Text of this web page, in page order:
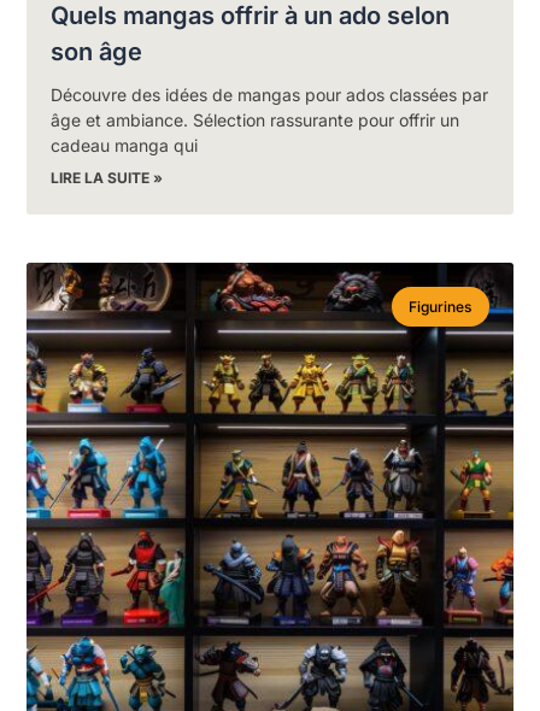
Quels mangas offrir à un ado selon
son âge
Découvre des idées de mangas pour ados classées par
âge et ambiance. Sélection rassurante pour offrir un
cadeau manga qui
LIRE LA SUITE »
Figurines